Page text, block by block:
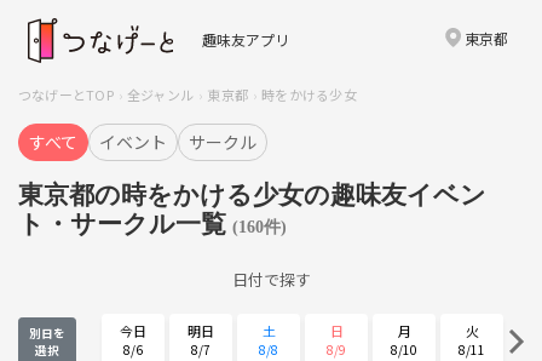
趣味友アプリ 東京都
つなげーとTOP 全ジャンル 東京都 時をかける少女
すべて イベント サークル
東京都の時をかける少女の趣味友イベン
ト・サークル一覧 (160件)
日付で探す
別日を
選択
今日
8/6
明日
8/7
土
8/8
日
8/9
月
8/10
火
8/11